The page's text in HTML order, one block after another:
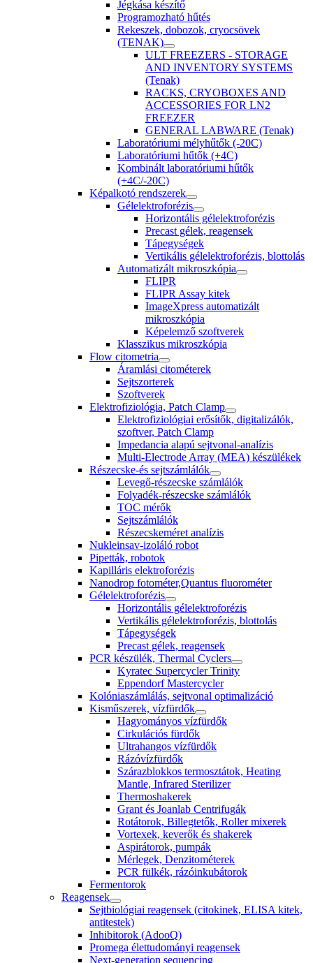
Jégkása készítő
Programozható hűtés
Rekeszek, dobozok, cryocsövek
(TENAK)
ULT FREEZERS - STORAGE
AND INVENTORY SYSTEMS
(Tenak)
RACKS, CRYOBOXES AND
ACCESSORIES FOR LN2
FREEZER
GENERAL LABWARE (Tenak)
Laboratóriumi mélyhűtők (-20C)
Laboratóriumi hűtők (+4C)
Kombinált laboratóriumi hűtők
(+4C/-20C)
Képalkotó rendszerek
Gélelektroforézis
Horizontális gélelektroforézis
Precast gélek, reagensek
Tápegységek
Vertikális gélelektroforézis, blottolás
Automatizált mikroszkópia
FLIPR
FLIPR Assay kitek
ImageXpress automatizált
mikroszkópia
Képelemző szoftverek
Klasszikus mikroszkópia
Flow citometria
Áramlási citométerek
Sejtszorterek
Szoftverek
Elektrofiziológia, Patch Clamp
Elektrofiziológiai erősítők, digitalizálók,
szoftver, Patch Clamp
Impedancia alapú sejtvonal-analízis
Multi-Electrode Array (MEA) készülékek
Részecske-és sejtszámlálók
Levegő-részecske számlálók
Folyadék-részecske számlálók
TOC mérők
Sejtszámlálók
Részecskeméret analízis
Nukleinsav-izoláló robot
Pipetták, robotok
Kapilláris elektroforézis
Nanodrop fotométer,Quantus fluorométer
Gélelektroforézis
Horizontális gélelektroforézis
Vertikális gélelektroforézis, blottolás
Tápegységek
Precast gélek, reagensek
PCR készülék, Thermal Cyclers
Kyratec Supercycler Trinity
Eppendorf Mastercycler
Kolóniaszámlálás, sejtvonal optimalizáció
Kisműszerek, vízfürdők
Hagyományos vízfürdők
Cirkulációs fürdők
Ultrahangos vízfürdők
Rázóvízfürdők
Szárazblokkos termosztátok, Heating
Mantle, Infrared Sterilizer
Thermoshakerek
Grant és Joanlab Centrifugák
Rotátorok, Billegtetők, Roller mixerek
Vortexek, keverők és shakerek
Aspirátorok, pumpák
Mérlegek, Denzitométerek
PCR fülkék, rázóinkubátorok
Fermentorok
Reagensek
Sejtbiológiai reagensek (citokinek, ELISA kitek,
antitestek)
Inhibitorok (AdooQ)
Promega élettudományi reagensek
Next-generation sequencing